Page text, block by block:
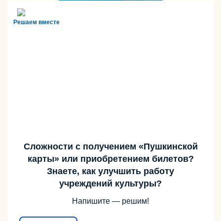
Решаем вместе
Сложности с получением «Пушкинской
карты» или приобретением билетов?
Знаете, как улучшить работу
учреждений культуры?
Напишите — решим!